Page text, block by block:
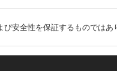
安全性を保証するものではあ